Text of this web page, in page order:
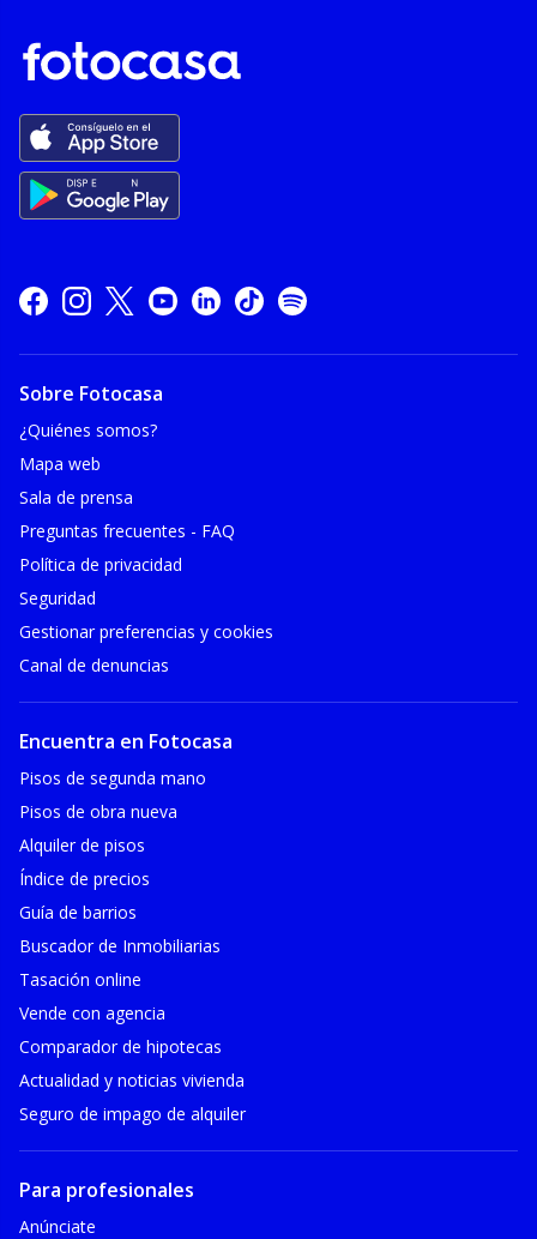
Sobre Fotocasa
¿Quiénes somos?
Mapa web
Sala de prensa
Preguntas frecuentes - FAQ
Política de privacidad
Seguridad
Gestionar preferencias y cookies
Canal de denuncias
Encuentra en Fotocasa
Pisos de segunda mano
Pisos de obra nueva
Alquiler de pisos
Índice de precios
Guía de barrios
Buscador de Inmobiliarias
Tasación online
Vende con agencia
Comparador de hipotecas
Actualidad y noticias vivienda
Seguro de impago de alquiler
Para profesionales
Anúnciate